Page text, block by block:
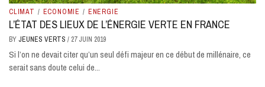
CLIMAT / ECONOMIE / ENERGIE
L’ÉTAT DES LIEUX DE L’ÉNERGIE VERTE EN FRANCE
BY JEUNES VERTS / 27 JUIN 2019
Si l’on ne devait citer qu’un seul défi majeur en ce début de millénaire, ce
serait sans doute celui de...